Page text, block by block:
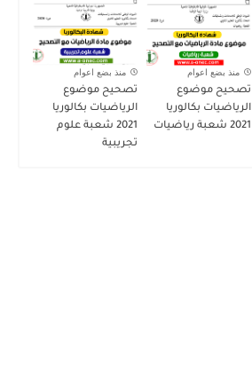
منذ بضع اعوام
تصحيح موضوع
الرياضيات بكالوريا
2021 شعبة رياضيات
منذ بضع اعوام
تصحيح موضوع
الرياضيات بكالوريا
2021 شعبة علوم
تجريبية